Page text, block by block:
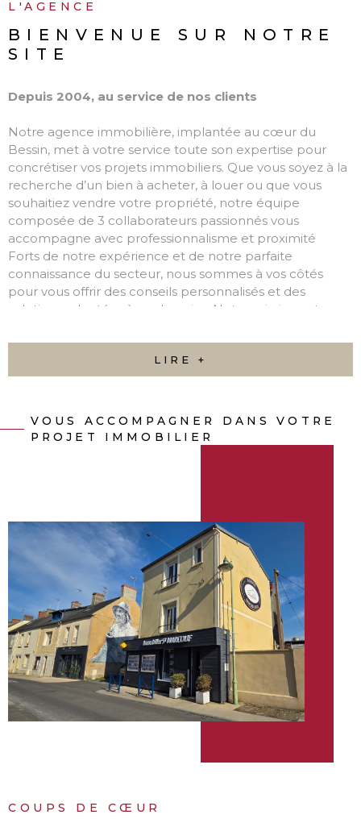
L'AGENCE
BIENVENUE SUR
NOTRE
SITE
Depuis 2004, au service de nos clients
Notre agence immobilière, implantée au cœur du
Bessin, met à votre service toute son expertise pour
concrétiser vos projets immobiliers. Que vous soyez à la
recherche d’un bien à acheter, à louer ou que vous
souhaitiez vendre votre propriété, notre équipe
composée de 3 collaborateurs passionnés vous
accompagne avec professionnalisme et proximité
Forts de notre expérience et de notre parfaite
connaissance du secteur, nous sommes à vos côtés
pour vous offrir des conseils personnalisés et des
solutions adaptées à vos besoins. Notre mission est
confiance.
Découvrez nos services et nos biens disponibles, et
envies.
LIRE +
VOUS ACCOMPAGNER DANS VOTRE
PROJET IMMOBILIER
COUPS DE CŒUR